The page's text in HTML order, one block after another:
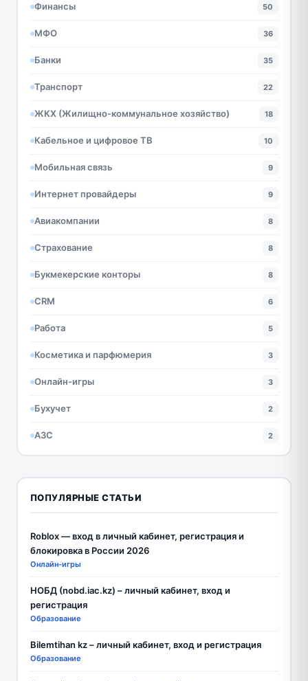
Финансы 50
МФО 36
Банки 35
Транспорт 22
ЖКХ (Жилищно-коммунальное хозяйство) 18
Кабельное и цифровое ТВ 10
Мобильная связь 9
Интернет провайдеры 9
Авиакомпании 8
Страхование 8
Букмекерские конторы 8
CRM 6
Работа 5
Косметика и парфюмерия 3
Онлайн-игры 3
Бухучет 2
АЗС 2
ПОПУЛЯРНЫЕ СТАТЬИ
Roblox — вход в личный кабинет, регистрация и
блокировка в России 2026
Онлайн-игры
НОБД (nobd.iac.kz) – личный кабинет, вход и
регистрация
Образование
Bilemtihan kz – личный кабинет, вход и регистрация
Образование